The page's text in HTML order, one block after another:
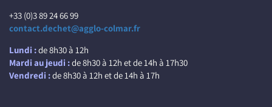
+33 (0)3 89 24 66 99
contact.dechet@agglo-colmar.fr
Lundi :de 8h30 à 12h
Mardi au jeudi :de 8h30 à 12h et de 14h à 17h30
Vendredi :de 8h30 à 12h et de 14h à 17h